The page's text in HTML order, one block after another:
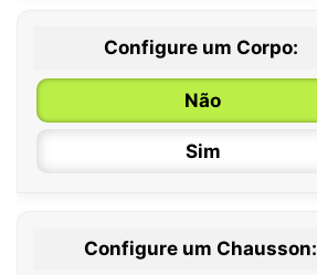
Configure um Corpo:
Não
Sim
0 / 6 meses
Configure um Chausson: